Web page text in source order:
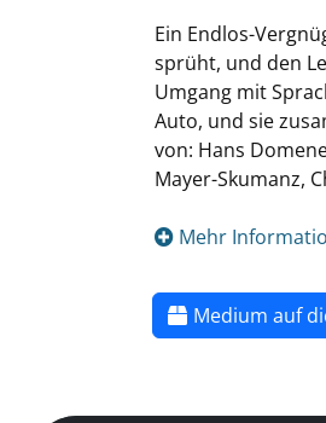
Ein Endlos-
sprüht, und den
Umgang mit
Auto, und sie
von: Hans
Mayer-Skumanz,
Mehr
Medium auf